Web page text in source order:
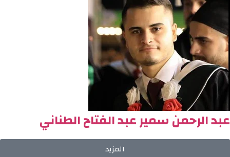
عبد الرحمن سمير عبد الفتاح الطناني
المزيد